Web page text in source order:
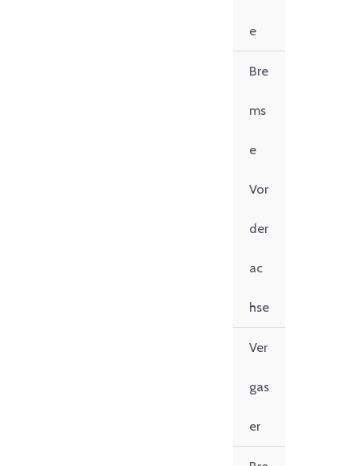
e
Bre
ms
e
Vor
der
ac
hse
Ver
gas
er